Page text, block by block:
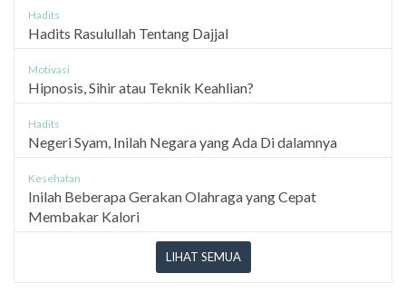
Hadits
Hadits Rasulullah Tentang Dajjal
Motivasi
Hipnosis, Sihir atau Teknik Keahlian?
Hadits
Negeri Syam, Inilah Negara yang Ada Di dalamnya
Kesehatan
Inilah Beberapa Gerakan Olahraga yang Cepat
Membakar Kalori
LIHAT SEMUA